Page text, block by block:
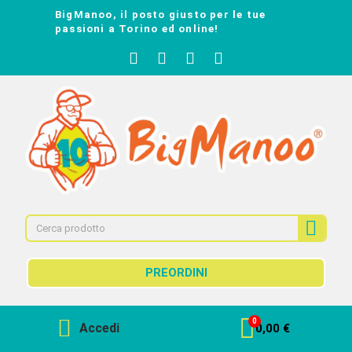
BigManoo, il posto giusto per le tue
passioni a Torino ed online!
PREORDINI
Accedi 0,00 €